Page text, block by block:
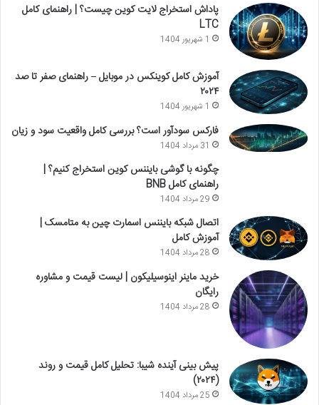
پاداش استخراج لایت کوین چیست؟ | راهنمای کامل
LTC
1 شهریور 1404
آموزش کامل کوینکس در موبایل – راهنمای صفر تا صد
۲۰۲۴
1 شهریور 1404
فارکس سودآور است؟ بررسی کامل واقعیت سود و زیان
31 مرداد 1404
چگونه با گوشی بایننس کوین استخراج کنیم؟ |
راهنمای کامل BNB
29 مرداد 1404
اتصال شبکه بایننس اسمارت چین به متامسک |
آموزش کامل
28 مرداد 1404
خرید ماینر اینوسیلیکون | لیست قیمت و مشاوره
رایگان
28 مرداد 1404
پیش بینی آینده شیبا: تحلیل کامل قیمت و روند
(۲۰۲۴)
25 مرداد 1404